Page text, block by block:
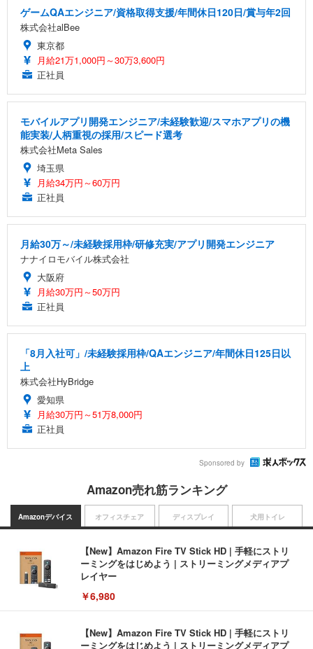
ゲームQAエンジニア/資格取得支援/年間休日120日/賞与年2回
株式会社alBee
東京都
月給21万1,000円～30万3,600円
正社員
モバイルアプリ開発エンジニア/未経験歓迎/スマホアプリの機
能実装/人柄重視の採用/スピード選考
株式会社Meta Sales
埼玉県
月給34万円～60万円
正社員
月給30万～/未経験採用枠/研修充実/アプリ開発エンジニア
ナナイロモバイル株式会社
大阪府
月給30万円～50万円
正社員
「8月入社可」/未経験採用枠/QAエンジニア/年間休日125日以
上
株式会社HyBridge
愛知県
月給30万円～51万8,000円
正社員
Sponsored by
Amazon売れ筋ランキング
Amazonデバイス
【New】Amazon Fire TV Stick HD | 手軽にストリ
ーミングをはじめよう | ストリーミングメディアプ
レイヤー
￥6,980
【New】Amazon Fire TV Stick HD | 手軽にストリ
ーミングをはじめよう | ストリーミングメディアプ
オフィスチェア ディスプレイ 犬用トイレ